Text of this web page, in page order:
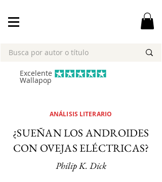
Excelente
Wallapop
ANÁLISIS LITERARIO
¿SUEÑAN LOS ANDROIDES
CON OVEJAS ELÉCTRICAS?
Philip K. Dick